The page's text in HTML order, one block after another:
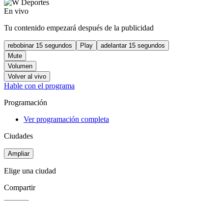
En vivo
Tu contenido empezará después de la publicidad
rebobinar 15 segundos Play
adelantar 15 segundos
Mute
Volumen
Volver al vivo
Hable con el programa
Programación
Ver programación completa
Ciudades
Ampliar
Elige una ciudad
Compartir